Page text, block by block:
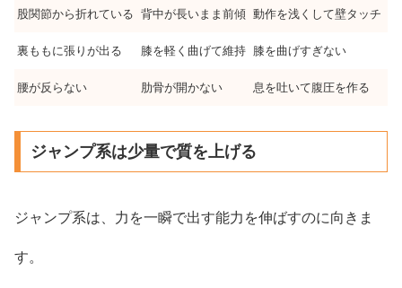
股関節から折れている 背中が長いまま前傾 動作を浅くして壁タッチ
裏ももに張りが出る 膝を軽く曲げて維持 膝を曲げすぎない
腰が反らない 肋骨が開かない 息を吐いて腹圧を作る
ジャンプ系は少量で質を上げる
ジャンプ系は、力を一瞬で出す能力を伸ばすのに向きま
す。